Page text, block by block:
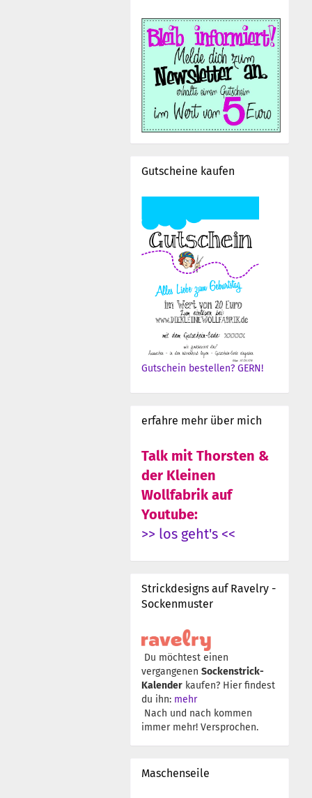
Gutscheine kaufen
Gutschein bestellen? GERN!
erfahre mehr über mich
Talk mit Thorsten &
der Kleinen
Wollfabrik auf
Youtube:
>> los geht's <<
Strickdesigns auf Ravelry -
Sockenmuster
Du möchtest einen
vergangenen Sockenstrick-
Kalender kaufen? Hier findest
du ihn: mehr
Nach und nach kommen
immer mehr! Versprochen.
Maschenseile